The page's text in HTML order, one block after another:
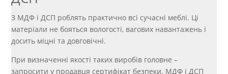
З МДФ і ДСП роблять практично всі сучасні меблі. Ці
матеріали не бояться вологості, вагових навантажень і
досить міцні та довговічні.
При визначенні якості таких виробів головне –
запросити у продавця сертифікат безпеки. МДФ і ДСП